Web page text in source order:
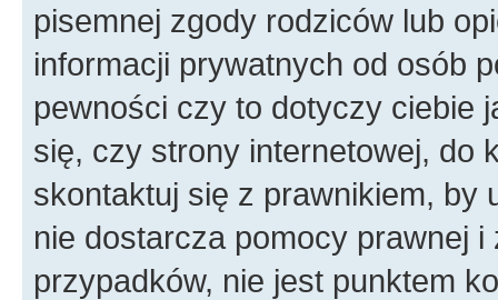
pisemnej zgody rodziców lub
informacji prywatnych od osób
pewności czy to dotyczy ciebie
się, czy strony internetowej, do
skontaktuj się z prawnikiem,
nie dostarcza pomocy prawnej
przypadków, nie jest punktem